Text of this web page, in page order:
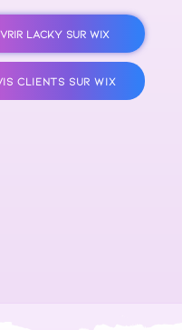
LACKY SUR WIX
CLIENTS SUR WIX